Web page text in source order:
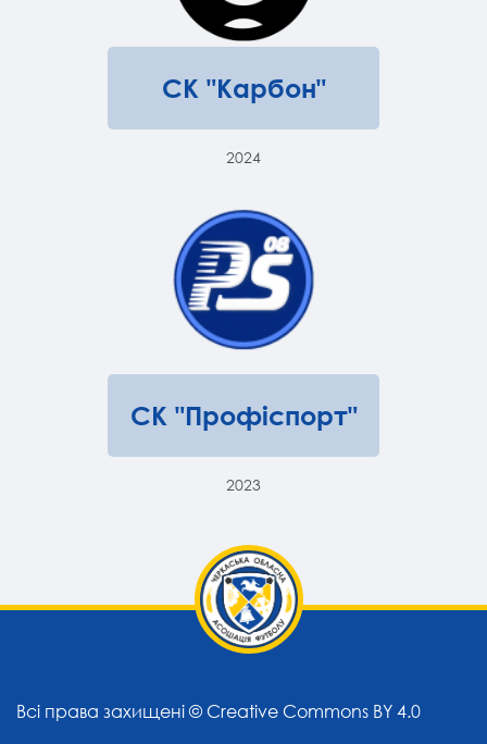
СК "Карбон"
2024
СК "Профіспорт"
2023
Всі права захищені © Creative Commons BY 4.0